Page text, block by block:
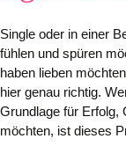
Single oder in einer
fühlen und spüren
haben lieben
hier genau richtig.
Grundlage für Erfolg,
möchten, ist dieses